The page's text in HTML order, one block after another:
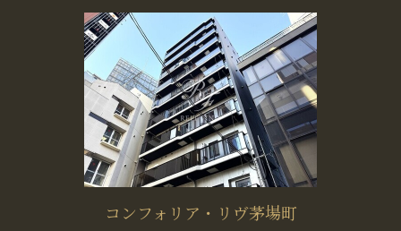
コンフォリア・リヴ茅場町